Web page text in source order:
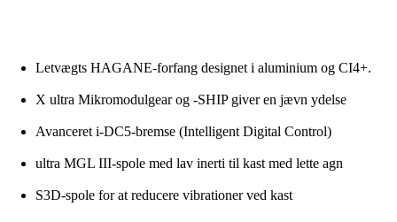
Letvægts HAGANE-forfang designet i aluminium og CI4+.
X ultra Mikromodulgear og -SHIP giver en jævn ydelse
Avanceret i-DC5-bremse (Intelligent Digital Control)
ultra MGL III-spole med lav inerti til kast med lette agn
S3D-spole for at reducere vibrationer ved kast